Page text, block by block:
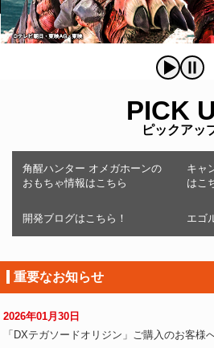
PICK
ピックアッ
角醒ハンター オメガホーンの
おもちゃ情報はこちら
キャ
はこ
開発ブログはこちら！ エゴ
重要なお知らせ
2026年01月30日
「DXテガソードオリジン」ご購入のお客様